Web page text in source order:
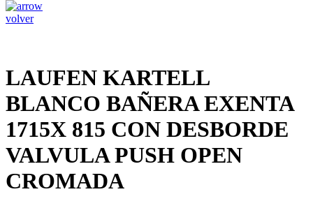
volver
LAUFEN KARTELL
BLANCO BAÑERA EXENTA
1715X 815 CON DESBORDE
VALVULA PUSH OPEN
CROMADA